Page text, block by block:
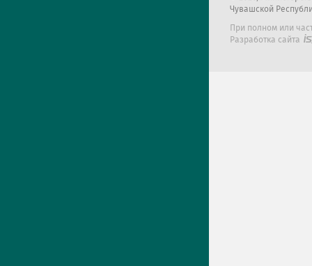
Чувашской
При полном или
Разработка сайта